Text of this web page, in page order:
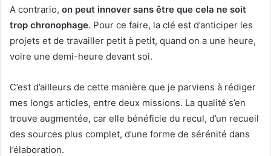
A contrario, on peut innover sans être que cela ne soit
trop chronophage. Pour ce faire, la clé est d’anticiper les
projets et de travailler petit à petit, quand on a une heure,
voire une demi-heure devant soi.
C’est d’ailleurs de cette manière que je parviens à rédiger
mes longs articles, entre deux missions. La qualité s’en
trouve augmentée, car elle bénéficie du recul, d’un recueil
des sources plus complet, d’une forme de sérénité dans
l’élaboration.